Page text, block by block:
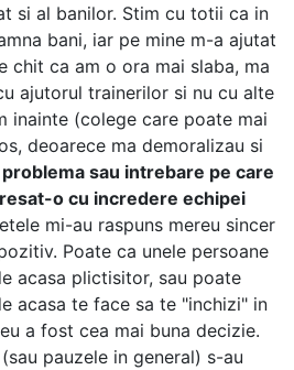
si al banilor. Stim cu totii ca in
bani, iar pe mine m-a ajutat
chit ca am o ora mai slaba, ma
ajutorul trainerilor si nu cu alte
inainte (colege care poate mai
deoarece ma demoralizau si
sau intrebare pe care
o cu incredere echipei
mi-au raspuns mereu sincer
Poate ca unele persoane
acasa plictisitor, sau poate
acasa te face sa te "inchizi" in
a fost cea mai buna decizie.
pauzele in general) s-au